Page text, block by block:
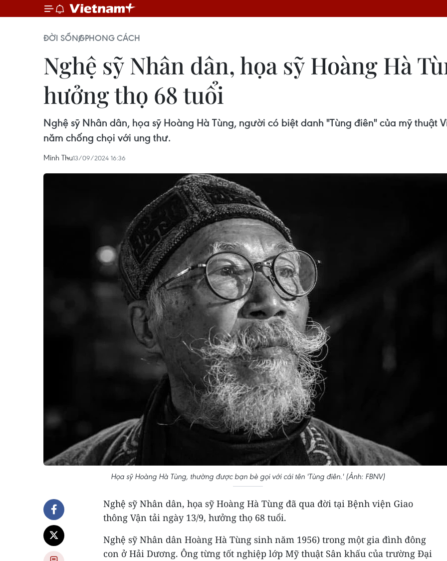
ĐỜI SỐNGPHONG CÁCH
Nghệ sỹ Nhân dân, họa sỹ Hoàng Hà
hưởng thọ 68 tuổi
Nghệ sỹ Nhân dân, họa sỹ Hoàng Hà Tùng, người có biệt danh "Tùng điên" của mỹ thuật
năm chống chọi với ung thư.
Minh Thu13/09/2024 16:36
Họa sỹ Hoàng Hà Tùng, thường được bạn bè gọi với cái tên 'Tùng điên.' (Ảnh: FBNV)
Nghệ sỹ Nhân dân, họa sỹ Hoàng Hà Tùng đã qua đời tại Bệnh viện Giao
thông Vận tải ngày 13/9, hưởng thọ 68 tuổi.
Nghệ sỹ Nhân dân Hoàng Hà Tùng sinh năm 1956) trong một gia đình đông
con ở Hải Dương. Ông từng tốt nghiệp lớp Mỹ thuật Sân khấu của trường Đại